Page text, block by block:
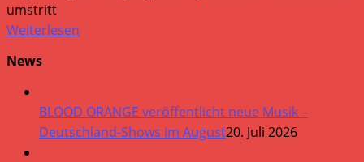
umstritt
Weiterlesen
News
BLOOD ORANGE veröffentlicht neue Musik –
Deutschland-Shows im August20. Juli 2026